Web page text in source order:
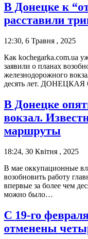
В Донецке к
расставили
12:30, 6 Травня , 2025
Как kochegarka.com.ua
заявили о планах
железнодорожного
десять лет. ДОНЕЦКАЯ
В Донецке
вокзал.
маршруты
18:24, 30 Квітня , 2025
В мае оккупационные
возобновить работу
впервые за более чем
можно было…
С 19-го
отменены